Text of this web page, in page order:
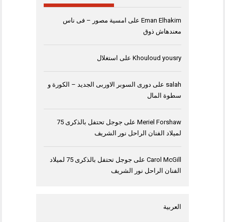
Eman Elhakim على امسية مصور – فى ناس
معندهاش ذوق
Khouloud yousry على استغلال
salah على دورى السوبر الاوربى الجديد – الكورة و
سطوة المال
Meriel Forshaw على
جوجل تحتفل بالذكرى 75
لميلاد الفنان الراحل نور الشريف
Carol McGill على
جوجل تحتفل بالذكرى 75 لميلاد
الفنان الراحل نور الشريف
العربية